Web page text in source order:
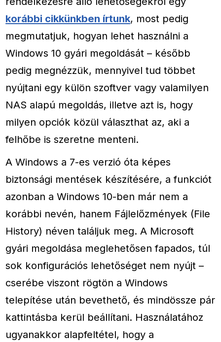
korábbi cikkünkben írtunk, most pedig
megmutatjuk, hogyan lehet használni a
Windows 10 gyári megoldását – később
pedig megnézzük, mennyivel tud többet
nyújtani egy külön szoftver vagy valamilyen
NAS alapú megoldás, illetve azt is, hogy
milyen opciók közül választhat az, aki a
felhőbe is szeretne menteni.
A Windows a 7-es verzió óta képes
biztonsági mentések készítésére, a funkciót
azonban a Windows 10-ben már nem a
korábbi nevén, hanem Fájlelőzmények (File
History) néven találjuk meg. A Microsoft
gyári megoldása meglehetősen fapados, túl
sok konfigurációs lehetőséget nem nyújt –
cserébe viszont rögtön a Windows
telepítése után bevethető, és mindössze pár
kattintásba kerül beállítani. Használatához
ugyanakkor alapfeltétel, hogy a